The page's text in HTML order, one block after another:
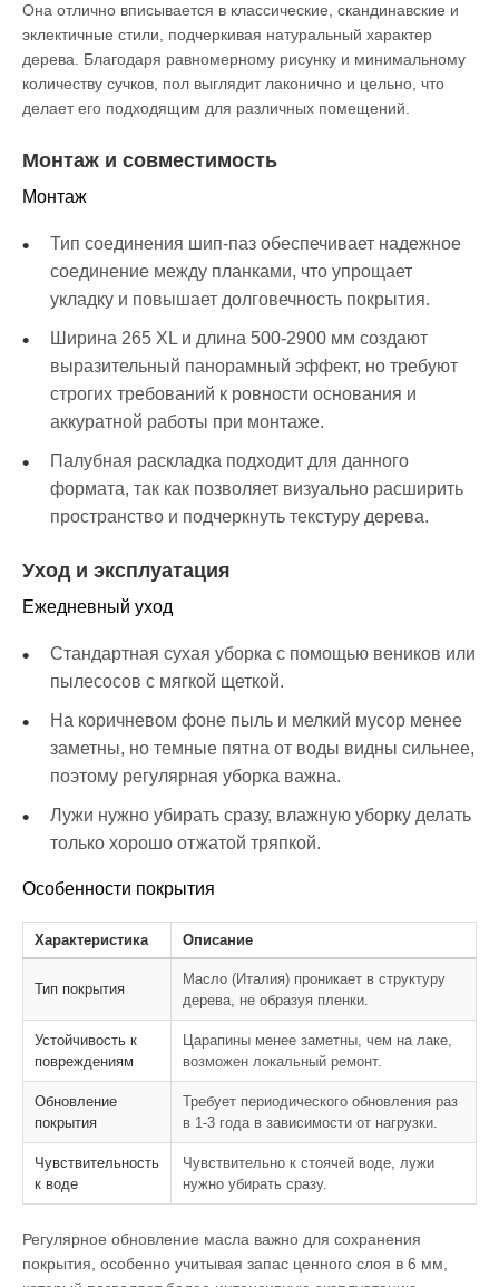
Она отлично вписывается в классические, скандинавские и
эклектичные стили, подчеркивая натуральный характер
дерева. Благодаря равномерному рисунку и минимальному
количеству сучков, пол выглядит лаконично и цельно, что
делает его подходящим для различных помещений.
Монтаж и совместимость
Монтаж
Тип соединения шип-паз обеспечивает надежное
соединение между планками, что упрощает
укладку и повышает долговечность покрытия.
Ширина 265 XL и длина 500-2900 мм создают
выразительный панорамный эффект, но требуют
строгих требований к ровности основания и
аккуратной работы при монтаже.
Палубная раскладка подходит для данного
формата, так как позволяет визуально расширить
пространство и подчеркнуть текстуру дерева.
Уход и эксплуатация
Ежедневный уход
Стандартная сухая уборка с помощью веников или
пылесосов с мягкой щеткой.
На коричневом фоне пыль и мелкий мусор менее
заметны, но темные пятна от воды видны сильнее,
поэтому регулярная уборка важна.
Лужи нужно убирать сразу, влажную уборку делать
только хорошо отжатой тряпкой.
Особенности покрытия
Характеристика Описание
Тип покрытия
Масло (Италия) проникает в структуру
дерева, не образуя пленки.
Устойчивость к
повреждениям
Царапины менее заметны, чем на лаке,
возможен локальный ремонт.
Обновление
покрытия
Требует периодического обновления раз
в 1-3 года в зависимости от нагрузки.
Чувствительность
к воде
Чувствительно к стоячей воде, лужи
нужно убирать сразу.
Регулярное обновление масла важно для сохранения
покрытия, особенно учитывая запас ценного слоя в 6 мм,